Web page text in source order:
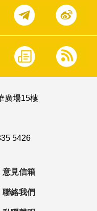
廣場15樓
5426
意見信箱
聯絡我們